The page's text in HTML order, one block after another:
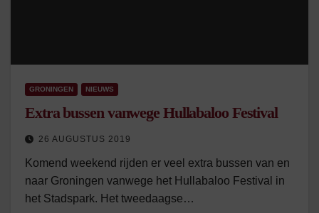
GRONINGEN NIEUWS
Extra bussen vanwege Hullabaloo Festival
26 AUGUSTUS 2019
Komend weekend rijden er veel extra bussen van en
naar Groningen vanwege het Hullabaloo Festival in
het Stadspark. Het tweedaagse…